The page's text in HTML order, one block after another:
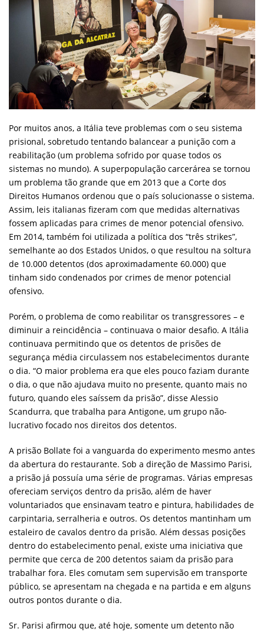
Por muitos anos, a Itália teve problemas com o seu sistema
prisional, sobretudo tentando balancear a punição com a
reabilitação (um problema sofrido por quase todos os
sistemas no mundo). A superpopulação carcerárea se tornou
um problema tão grande que em 2013 que a Corte dos
Direitos Humanos ordenou que o país solucionasse o sistema.
Assim, leis italianas fizeram com que medidas alternativas
fossem aplicadas para crimes de menor potencial ofensivo.
Em 2014, também foi utilizada a política dos “três strikes”,
semelhante ao dos Estados Unidos, o que resultou na soltura
de 10.000 detentos (dos aproximadamente 60.000) que
tinham sido condenados por crimes de menor potencial
ofensivo.
Porém, o problema de como reabilitar os transgressores – e
diminuir a reincidência – continuava o maior desafio. A Itália
continuava permitindo que os detentos de prisões de
segurança média circulassem nos estabelecimentos durante
o dia. “O maior problema era que eles pouco faziam durante
o dia, o que não ajudava muito no presente, quanto mais no
futuro, quando eles saíssem da prisão”, disse Alessio
Scandurra, que trabalha para Antigone, um grupo não-
lucrativo focado nos direitos dos detentos.
A prisão Bollate foi a vanguarda do experimento mesmo antes
da abertura do restaurante. Sob a direção de Massimo Parisi,
a prisão já possuía uma série de programas. Várias empresas
ofereciam serviços dentro da prisão, além de haver
voluntariados que ensinavam teatro e pintura, habilidades de
carpintaria, serralheria e outros. Os detentos mantinham um
estaleiro de cavalos dentro da prisão. Além dessas posições
dentro do estabelecimento penal, existe uma iniciativa que
permite que cerca de 200 detentos saiam da prisão para
trabalhar fora. Eles comutam sem supervisão em transporte
público, se apresentam na chegada e na partida e em alguns
outros pontos durante o dia.
Sr. Parisi afirmou que, até hoje, somente um detento não